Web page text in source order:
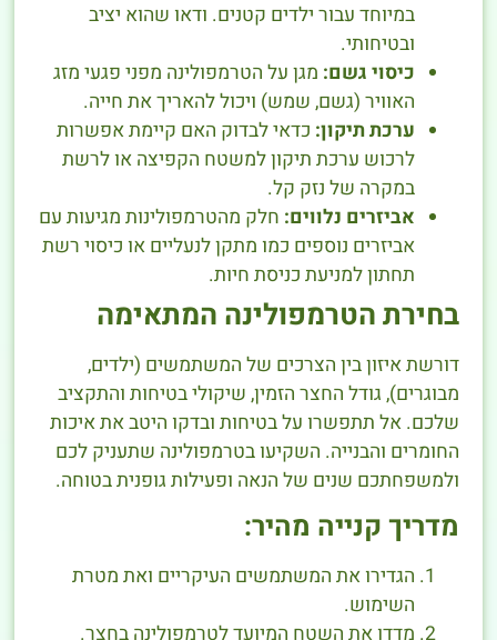
במיוחד עבור ילדים קטנים. ודאו שהוא יציב
ובטיחותי.
כיסוי גשם: מגן על הטרמפולינה מפני פגעי מזג
האוויר (גשם, שמש) ויכול להאריך את חייה.
ערכת תיקון: כדאי לבדוק האם קיימת אפשרות
לרכוש ערכת תיקון למשטח הקפיצה או לרשת
במקרה של נזק קל.
אביזרים נלווים: חלק מהטרמפולינות מגיעות עם
אביזרים נוספים כמו מתקן לנעליים או כיסוי רשת
תחתון למניעת כניסת חיות.
בחירת הטרמפולינה המתאימה
דורשת איזון בין הצרכים של המשתמשים (ילדים,
מבוגרים), גודל החצר הזמין, שיקולי בטיחות והתקציב
שלכם. אל תתפשרו על בטיחות ובדקו היטב את איכות
החומרים והבנייה. השקיעו בטרמפולינה שתעניק לכם
ולמשפחתכם שנים של הנאה ופעילות גופנית בטוחה.
מדריך קנייה מהיר:
הגדירו את המשתמשים העיקריים ואת מטרת
השימוש.
מדדו את השטח המיועד לטרמפולינה בחצר.